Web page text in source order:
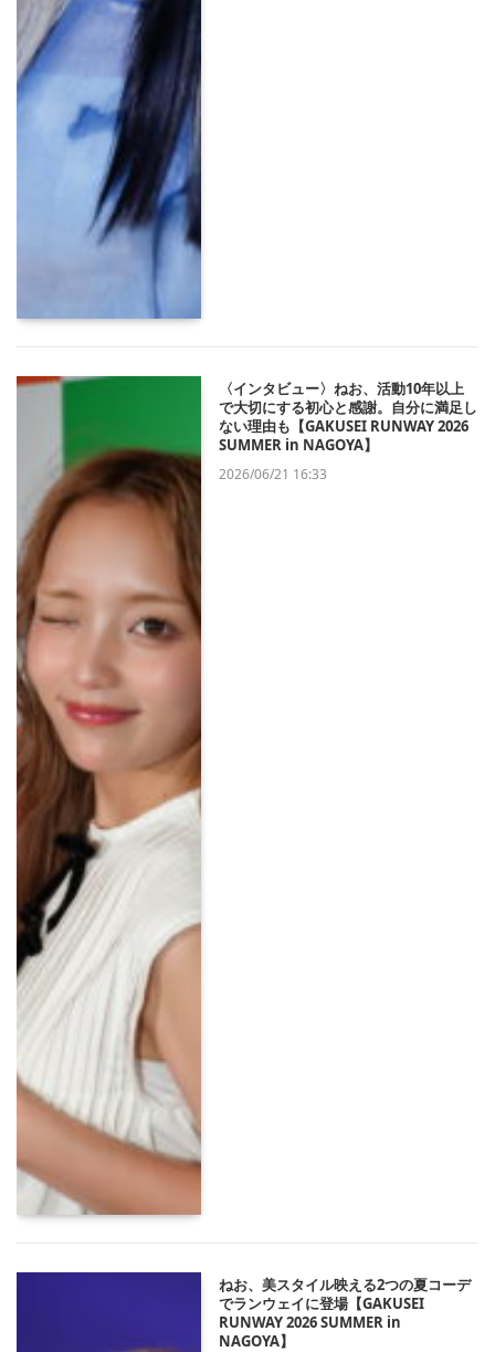
〈インタビュー〉ねお、活動10年以上
で大切にする初心と感謝。自分に満足し
ない理由も【GAKUSEI RUNWAY 2026
SUMMER in NAGOYA】
2026/06/21 16:33
ねお、美スタイル映える2つの夏コーデ
でランウェイに登場【GAKUSEI
RUNWAY 2026 SUMMER in
NAGOYA】